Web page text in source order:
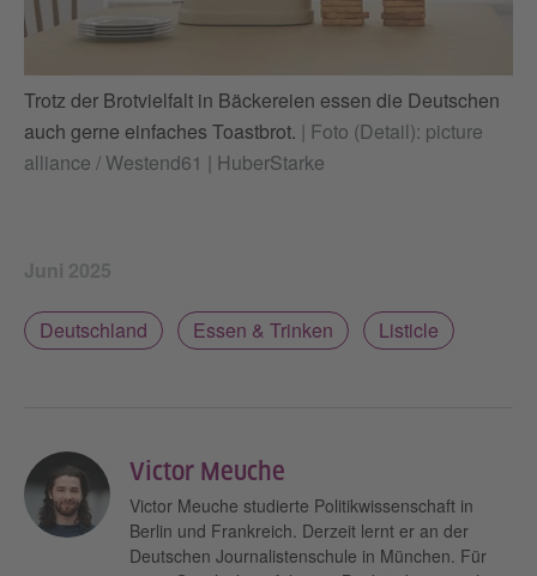
Trotz der Brotvielfalt in Bäckereien essen die Deutschen
auch gerne einfaches Toastbrot. | Foto (Detail): picture
alliance / Westend61 | HuberStarke
Juni 2025
Deutschland Essen & Trinken Listicle
Victor Meuche
Victor Meuche studierte Politikwissenschaft in
Berlin und Frankreich. Derzeit lernt er an der
Deutschen Journalistenschule in München. Für